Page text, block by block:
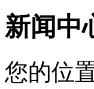
新闻中
您的位